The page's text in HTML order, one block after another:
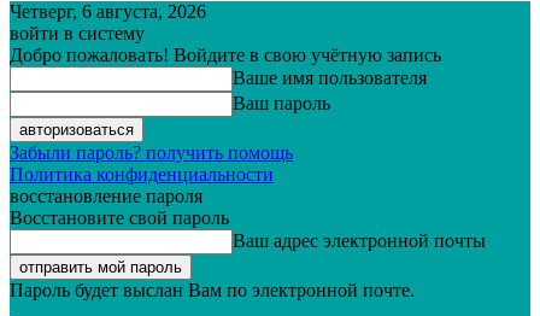
Четверг, 6 августа, 2026
войти в систему
Добро пожаловать! Войдите в свою учётную запись
Ваше имя пользователя
Ваш пароль
Забыли пароль? получить помощь
Политика конфиденциальности
восстановление пароля
Восстановите свой пароль
Ваш адрес электронной почты
Пароль будет выслан Вам по электронной почте.